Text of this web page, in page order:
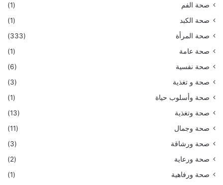
صحة الفم
(1)
صحة الكبد
(1)
صحة المرأة
(333)
صحة عامة
(1)
صحة نفسية
(6)
صحة و تغذية
(3)
صحة وأسلوب حياة
(1)
صحة وتغذية
(13)
صحة وجمال
(11)
صحة ورشاقة
(3)
صحة ورعاية
(2)
صحة ورفاهية
(1)